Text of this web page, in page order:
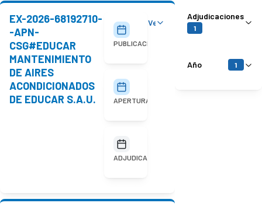
EX-2026-68192710-
-APN-
CSG#EDUCAR
MANTENIMIENTO
DE AIRES
ACONDICIONADOS
DE EDUCAR S.A.U.
PUBLICACIÓN
30/07/2026
APERTURA
ADJUDICACIÓN
Ver detalles
Adjudicaciones
1
Año 1